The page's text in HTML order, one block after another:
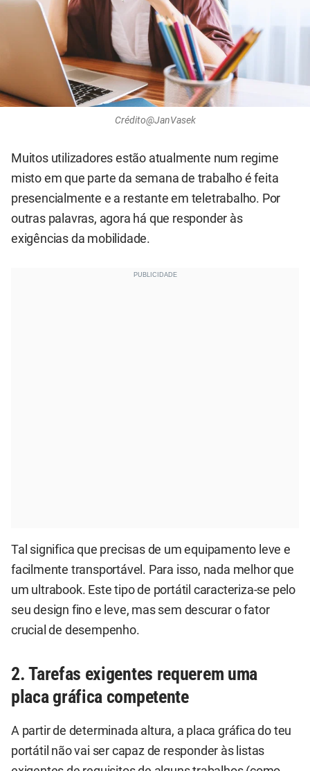
Crédito@JanVasek
Muitos utilizadores estão atualmente num regime
misto em que parte da semana de trabalho é feita
presencialmente e a restante em teletrabalho. Por
outras palavras, agora há que responder às
exigências da mobilidade.
Tal significa que precisas de um equipamento leve e
facilmente transportável. Para isso, nada melhor que
um ultrabook. Este tipo de portátil caracteriza-se pelo
seu design fino e leve, mas sem descurar o fator
crucial de desempenho.
2. Tarefas exigentes requerem uma
placa gráfica competente
A partir de determinada altura, a placa gráfica do teu
portátil não vai ser capaz de responder às listas